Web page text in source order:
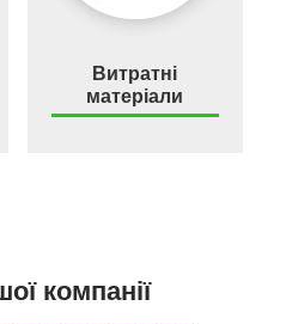
Витратні
матеріали
компанії